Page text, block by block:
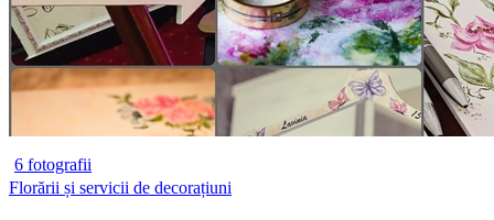
6 fotografii
Florării și servicii de decorațiuni